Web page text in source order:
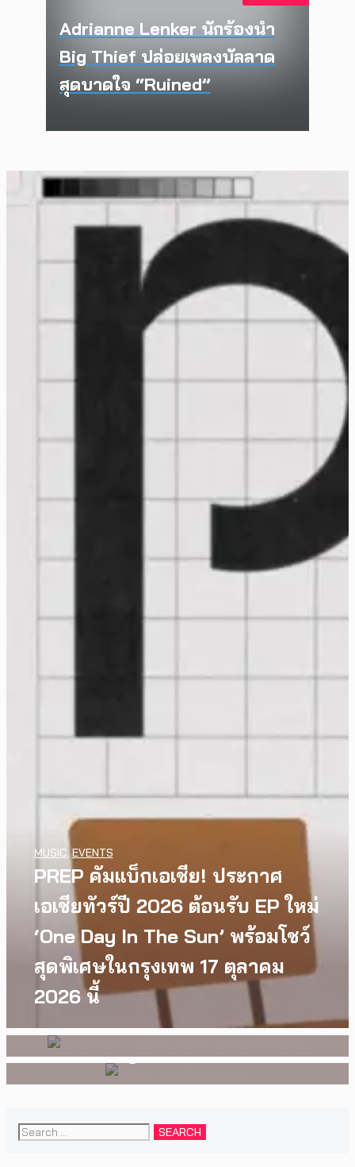
Adrianne Lenker นักร้องนำ
Big Thief ปล่อยเพลงบัลลาด
สุดบาดใจ “Ruined”
PREP คัมแบ็กเอเชีย! ประกาศ
เอเชียทัวร์ปี 2026 ต้อนรับ EP ใหม่
‘One Day In The Sun’ พร้อมโชว์
สุดพิเศษในกรุงเทพ 17 ตุลาคม
2026 นี้
MUSIC ,EVENTS
[Exclusive Interview]
grentperez จากเด็กอายุ 12 ปีที่
ร้องเพลงในห้องนอน สู่การแสดง
คอนเสิร์ตต่อหน้าคนนับหมื่น
INTERVIEW,MUSIC
I Wish You All the Best เรื่องราว
ของวัยรุ่นนอนไบนารี่ กับ
ครอบครัวที่เขาเลือกได้เอง ผล
งานการกำกับภาพยนตร์เรื่องแรก
ของ Tommy Dorfman
WATCH,LGBTQIAN+
Search